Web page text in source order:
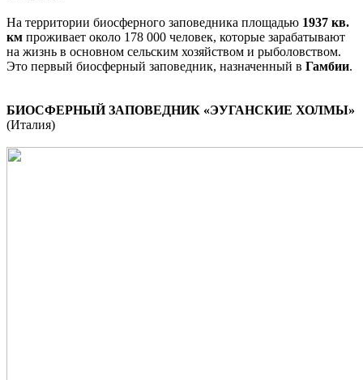
На территории биосферного заповедника площадью 1937 кв.
км проживает около 178 000 человек, которые зарабатывают
на жизнь в основном сельским хозяйством и рыболовством.
Это первый биосферный заповедник, назначенный в Гамбии.
БИОСФЕРНЫЙ ЗАПОВЕДНИК «ЭУГАНСКИЕ ХОЛМЫ»
(Италия)